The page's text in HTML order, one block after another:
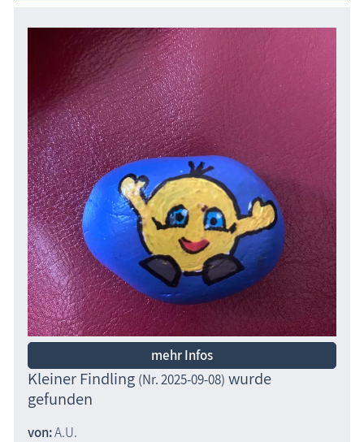
mehr Infos
Kleiner Findling (Nr. 2025-09-08) wurde
gefunden
von:A.U.